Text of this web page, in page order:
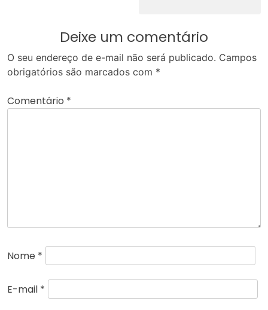
Deixe um comentário
O seu endereço de e-mail não será publicado. Campos
obrigatórios são marcados com *
Comentário *
Nome *
E-mail *